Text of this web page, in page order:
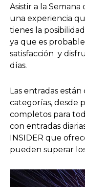
Asistir a la Semana
una experiencia
tienes la
ya que es
satisfacción y
días.
Las entradas
categorías, desde
completos para
con entradas
INSIDER que
pueden superar